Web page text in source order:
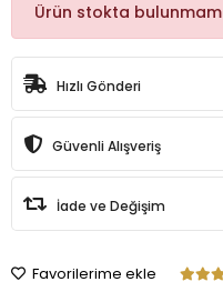
Ürün stokta
Hızlı Gönderi
Güvenli Alışveriş
İade ve Değişim
Favorilerime ekle